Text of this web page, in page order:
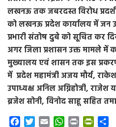
लखनऊ तक जबरदस्त विरोध
को लखनऊ प्रदेश कार्यालय में जन
प्रभारी संतोष दुबे को सूचित कर
अगर जिला प्रशासन उक्त मामले में
मुख्यालय एवं शासन तक इस
में प्रदेश महामंत्री अजय मौर्य,
उपाध्यक्ष अनिल अग्निहोत्री,
ब्रजेश सोनी, विनोद साहू सहित
T
W
P
P